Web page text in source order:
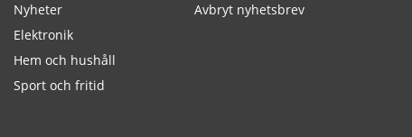
Nyheter
Elektronik
Hem och hushåll
Sport och fritid
Avbryt nyhetsbrev